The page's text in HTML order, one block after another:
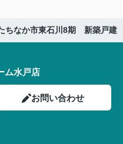
ちなか市東石川8期 新築戸建
ム水戸店
お問い合わせ